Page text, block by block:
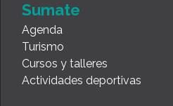
Sumate
Agenda
Turismo
Cursos y talleres
Actividades deportivas